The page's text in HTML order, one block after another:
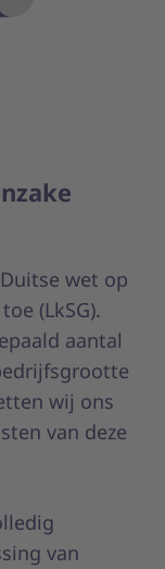
wet op
(LkSG).
aantal
wij ons
van deze
van